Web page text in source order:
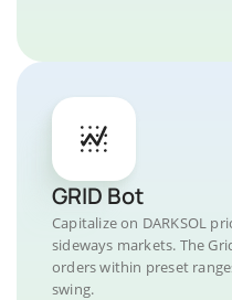
GRID Bot
Capitalize on DARKSOL
sideways markets. The
orders within preset
swing.